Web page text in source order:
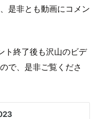
是非とも動画にコメン
ト終了後も沢山のビデ
で、是非ご覧くださ